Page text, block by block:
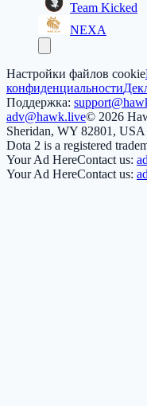
Team Kicked
NEXA
Настройки файлов cookie
конфиденциальности
Поддержка:
adv@hawk.live© 2026
Sheridan, WY 82801, USA
Dota 2 is a registered
Your Ad HereContact us:
Your Ad HereContact us: